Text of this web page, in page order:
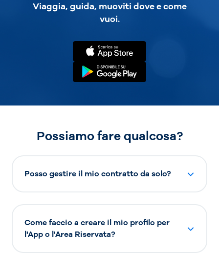
Viaggia, guida, muoviti dove e come
vuoi.
Possiamo fare qualcosa?
Posso gestire il mio contratto da solo?
Come faccio a creare il mio profilo per
l'App o l'Area Riservata?